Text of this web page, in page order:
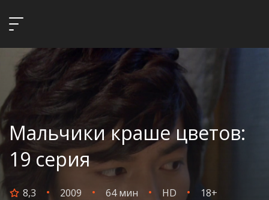
Мальчики краше цветов:
19 серия
8,3 2009 64 мин HD 18+